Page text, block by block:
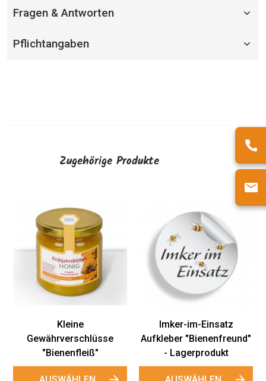
Fragen & Antworten
Pflichtangaben
Zugehörige Produkte
"Bienenfleiß"
Imker-im-Einsatz
Aufkleber "Bienenfreund"
- Lagerprodukt